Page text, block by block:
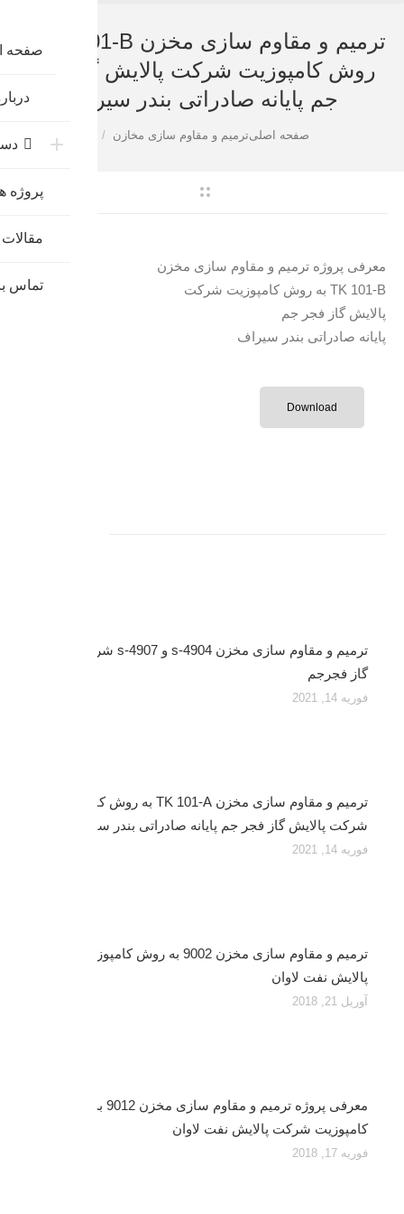
صفحه
پروژه
تماس
ترمیم و مقاوم سازی مخزن TK 101-B به
روش کامپوزیت شرکت پالایش گاز فجر
جم پایانه صادراتی بندر سیراف
شما اینجا هستید:صفحه اصلیترمیم و مقاوم سازی مخازن
معرفی پروژه ترمیم و مقاوم سازی مخزن
TK 101-B به روش کامپوزیت شرکت
پالایش گاز فجر جم
پایانه صادراتی بندر سیراف
Download
ترمیم و مقاوم سازی مخزن s-4904 و s-4907 شرکت پالایش
گاز فجرجم
فوریه 14, 2021
ترمیم و مقاوم سازی مخزن TK 101-A به روش کامپوزیت
شرکت پالایش گاز فجر جم پایانه صادراتی بندر سیراف
فوریه 14, 2021
ترمیم و مقاوم سازی مخزن 9002 به روش کامپوزیت، شرکت
پالایش نفت لاوان
آوریل 21, 2018
معرفی پروژه ترمیم و مقاوم سازی مخزن 9012 به روش
کامپوزیت شرکت پالایش نفت لاوان
فوریه 17, 2018